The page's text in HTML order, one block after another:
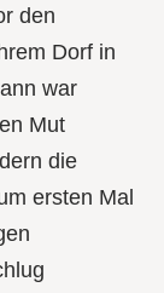
den
Dorf in
war
Mut
die
ersten Mal